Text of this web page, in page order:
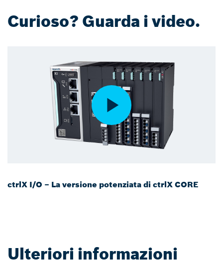
Curioso? Guarda i video.
ctrlX I/O – La versione potenziata di ctrlX CORE
Ulteriori informazioni